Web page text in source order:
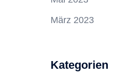
März 2023
Kategorien